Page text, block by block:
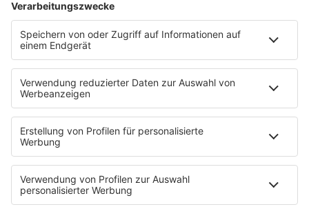
Ich hasse Sport
Sonntag Morgen
Strandbar
Putzfimmel
Deutschpop
Deutsche Liebeslieder
PODCASTS
Mit den Waffeln einer Frau
Frühstück bei Barbara
Brave & One
NotAufnahme